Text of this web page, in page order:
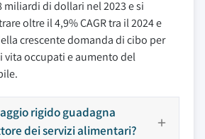
miliardi di dollari nel 2023 e si
oltre il 4,9% CAGR tra il 2024 e
crescente domanda di cibo per
occupati e aumento del
rigido guadagna
dei servizi alimentari?